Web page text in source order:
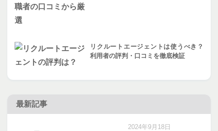
リクルートエージェントは使うべき？
利用者の評判・口コミを徹底検証
最新記事
2024年9月18日